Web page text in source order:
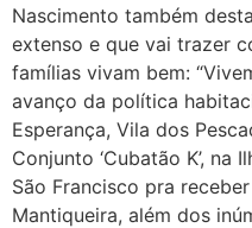
Nascimento também
extenso e que vai trazer
famílias vivam bem:
avanço da política
Esperança, Vila dos
Conjunto ‘Cubatão K’, na
São Francisco pra
Mantiqueira, além dos